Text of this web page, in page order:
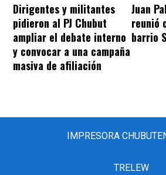
Dirigentes y militantes
pidieron al PJ Chubut
ampliar el debate interno
y convocar a una campaña
masiva de afiliación
Juan
reunió
barrio
IMPRESORA
TRELEW